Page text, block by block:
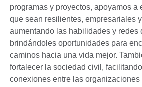
programas y proyectos, apoyamos a
que sean resilientes, empresariales
aumentando las habilidades y redes
brindándoles oportunidades para
caminos hacia una vida mejor.
fortalecer la sociedad civil,
conexiones entre las